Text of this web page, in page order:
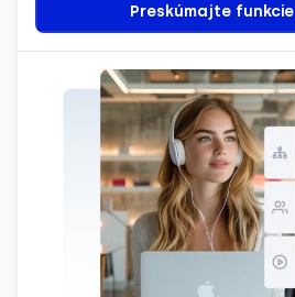
Preskúmajte funkcie